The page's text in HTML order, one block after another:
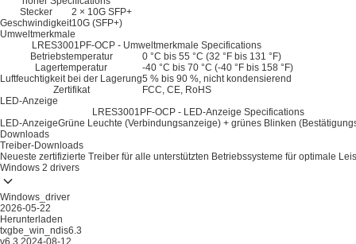
Stecker
2 × 10G SFP+
Geschwindigkeit10G (SFP+)
Umweltmerkmale
LRES3001PF-OCP - Umweltmerkmale Specifications
Betriebstemperatur
0 °C bis 55 °C (32 °F bis 131 °F)
Lagertemperatur
-40 °C bis 70 °C (-40 °F bis 158 °F)
Luftfeuchtigkeit bei der Lagerung5 % bis 90 %, nicht kondensierend
Zertifikat
FCC, CE, RoHS
LED-Anzeige
LRES3001PF-OCP - LED-Anzeige Specifications
LED-AnzeigeGrüne Leuchte (Verbindungsanzeige) + grünes Blinken
Downloads
Treiber-Downloads
Neueste zertifizierte Treiber für alle unterstützten Betriebssysteme für optimale
Windows 2 drivers
Windows_driver
2026-05-22
Herunterladen
txgbe_win_ndis6.3
v6.3 2024-08-12